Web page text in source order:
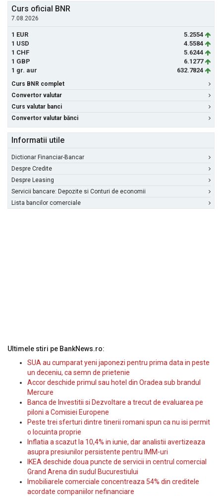
Curs oficial BNR
7.08.2026
1 EUR
5.2554
1 USD
4.5584
1 CHF
5.6244
1 GBP
6.1277
1 gr. aur
632.7824
Curs BNR complet
Convertor valutar
Curs valutar banci
Convertor valutar bănci
Informatii utile
Dictionar Financiar-Bancar
Despre Credite
Despre Leasing
Servicii bancare: Depozite si Conturi de economii
Lista bancilor comerciale
Ultimele stiri pe BankNews.ro:
SUA au cumparat yeni japonezi pentru prima data in peste
un deceniu, ca semn de prietenie
Accor deschide primul sau hotel din Oradea sub brandul
Mercure
Banca de Investitii si Dezvoltare a trecut de evaluarea pe
piloni a Comisiei Europene
Peste trei sferturi dintre tinerii romani spun ca nu isi permit
o locuinta proprie
Inflatia a scazut la 10,4% in iunie, dar analistii avertizeaza
asupra presiunilor persistente pentru IMM-uri
IKEA deschide doua puncte de servicii in centrul comercial
Grand Arena din sudul Bucurestiului
Imobiliarele comerciale concentreaza 54% din creditele
acordate companiilor nefinanciare